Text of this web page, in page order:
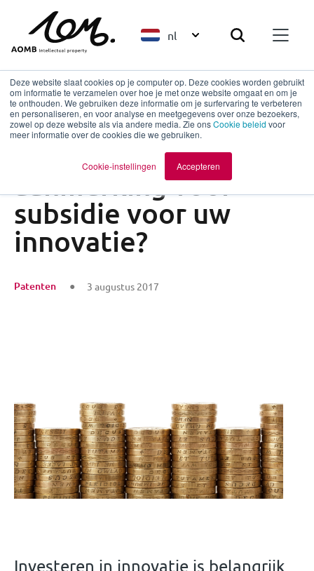
Deze website slaat cookies op je computer op. Deze cookies worden gebruikt
om informatie te verzamelen over hoe je met onze website omgaat en om je
te onthouden. We gebruiken deze informatie om je surfervaring te verbeteren
en personaliseren, en voor analyse en meetgegevens over onze bezoekers,
zowel op deze website als via andere media. Zie onsCookie beleid voor
meer informatie over de cookies die we gebruiken.
Cookie-instellingen Accepteren
nl
Terug naar overzicht
Wanneer komt u in
aanmerking voor
subsidie voor uw
innovatie?
Patenten 3 augustus 2017
Investeren in innovatie is belangrijk